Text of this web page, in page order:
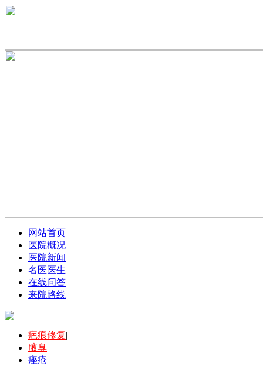
网站首页
医院概况
医院新闻
名医医生
在线问答
来院路线
疤痕修复|
腋臭|
痤疮|